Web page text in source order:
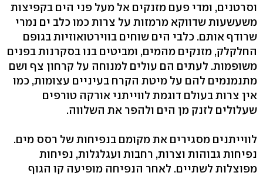
וסרטנים, ומדי פעם מזנקים אל מעל פני הים בקפיצות
משעשעות שדווקא מרמזות על צרות כמו כלב ים נמרי
שרודף אותם. כלבי הים שוחים בווירטואוזיות בגופם
החלקלק, מזנקים מהמים, ומביטים בנו בסקרנות בפנים
משופמות. לעתים הם עולים למנוחה על קרחון צף ושם
מתנמנמים להם על מיטת הקרח בעיניים עצומות, כמו
אין צרות בעולם דוגמת לווייתני אורקה טורפים
שעלולים לזנק מן הים ולהפר את השלווה.
לווייתנים מסגירים את מקומם בנפיחות של רסס מים.
נפיחות גבוהות וצרות, רחבות ועגלגלות, נפיחות
מפוצלות לשתיים. לאחר הנפיחה מופיעה קו הגוף